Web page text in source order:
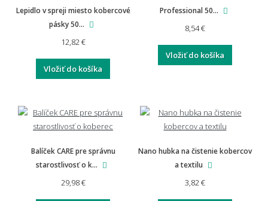
Aká je záruka na rohože a predložky?
Vyplatí se investovať do kvalitnejšej rohože?
Lepidlo v spreji miesto kobercové
pásky 50...
12,82 €
Vložiť do košíka
Professional 50...
8,54 €
Vložiť do košíka
Balíček CARE pre správnu
starostlivosť o k...
29,98 €
Nano hubka na čistenie kobercov
a textilu
3,82 €